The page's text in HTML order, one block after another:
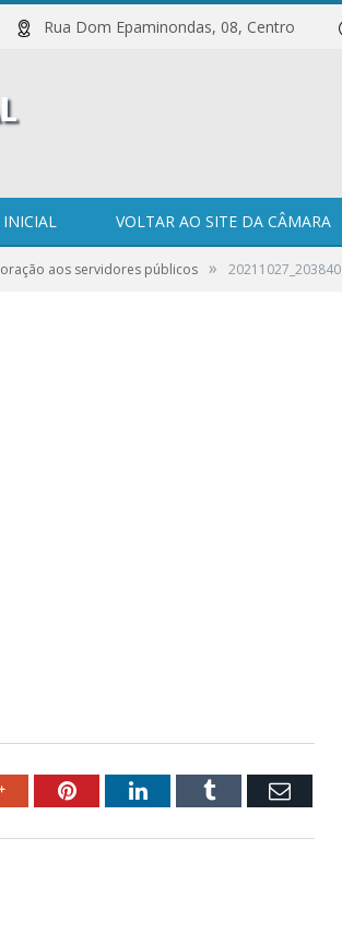
Rua Dom Epaminondas, 08, Centro
VOLTAR AO SITE DA CÂMARA
aos servidores públicos » 20211027_203840
Google+PinterestLinkedInTumblr Email